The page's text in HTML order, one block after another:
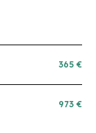
365 €
973 €